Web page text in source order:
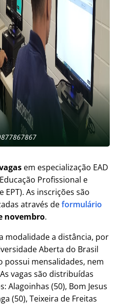
em especialização EAD
Profissional e
EPT). As inscrições são
através deformulário
novembro.
modalidade a distância, por
Aberta do Brasil
possui mensalidades, nem
vagas são distribuídas
Alagoinhas (50), Bom Jesus
(50), Teixeira de Freitas